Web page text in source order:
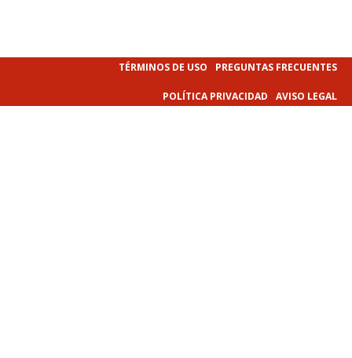
TÉRMINOS DE USO PREGUNTAS FRECUENTES
POLÍTICA PRIVACIDAD AVISO LEGAL